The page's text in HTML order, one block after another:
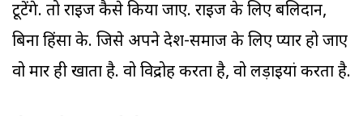
टूटेंगे. तो राइज कैसे किया जाए. राइज के लिए बलिदान,
बिना हिंसा के. जिसे अपने देश-समाज के लिए प्यार हो जाए
वो मार ही खाता है. वो विद्रोह करता है, वो लड़ाइयां करता है.